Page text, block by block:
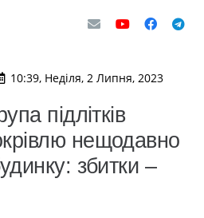
10:39, Неділя, 2 Липня, 2023
підлітків
нещодавно
збитки –